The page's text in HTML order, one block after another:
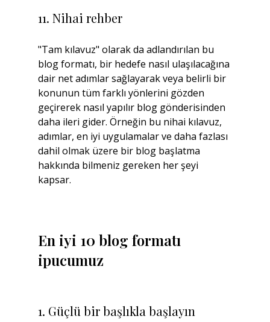
11. Nihai rehber
"Tam kılavuz" olarak da adlandırılan bu
blog formatı, bir hedefe nasıl ulaşılacağına
dair net adımlar sağlayarak veya belirli bir
konunun tüm farklı yönlerini gözden
geçirerek nasıl yapılır blog gönderisinden
daha ileri gider. Örneğin bu nihai kılavuz,
adımlar, en iyi uygulamalar ve daha fazlası
dahil olmak üzere bir blog başlatma
hakkında bilmeniz gereken her şeyi
kapsar.
En iyi 10 blog formatı
ipucumuz
1. Güçlü bir başlıkla başlayın